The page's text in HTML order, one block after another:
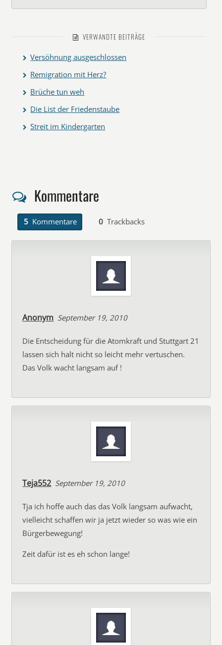
VERWANDTE BEITRÄGE
Versöhnung ausgeschlossen
Remigration mit Herz?
Brüche tun weh
Die List der Friedenstaube
Streit im Kindergarten
Kommentare
5 Kommentare 0 Trackbacks
Anonym September 19, 2010
Die Entscheidung für die Atomkraft und Stuttgart 21
lassen sich halt nicht so leicht mehr vertuschen.
Das Volk wacht langsam auf !
Teja552 September 19, 2010
Tja ich hoffe auch das das Volk langsam aufwacht,
vielleicht schaffen wir ja jetzt wieder so was wie ein
Bürgerbewegung!
Zeit dafür ist es eh schon lange!